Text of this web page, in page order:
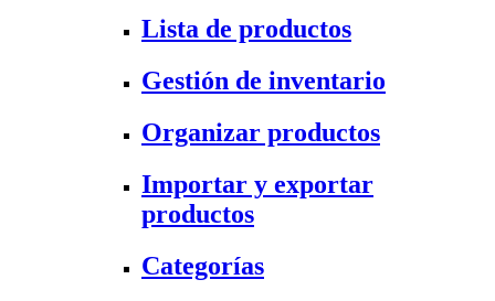
Lista de productos
Gestión de inventario
Organizar productos
Importar y exportar
productos
Categorías